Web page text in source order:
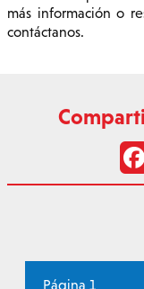
más información o
contáctanos.
Página 1